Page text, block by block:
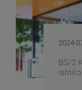
2024-
BS/2